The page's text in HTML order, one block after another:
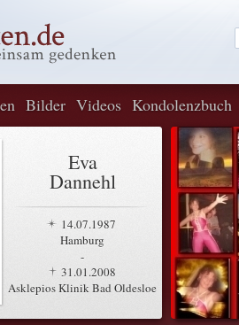
Bilder Videos Kondolenzbuch
Eva
Dannehl
14.07.1987
Hamburg
-
31.01.2008
Asklepios Klinik Bad Oldesloe